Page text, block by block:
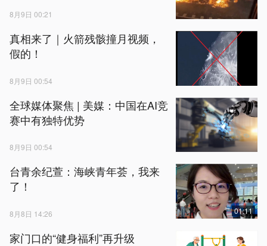
8月9日 00:21
真相来了｜火箭残骸撞月视频，
假的！
8月9日 00:54
全球媒体聚焦 | 美媒：中国在AI竞
赛中有独特优势
8月9日 00:54
台青余纪萱：海峡青年荟，我来
了！
8月8日 14:26 01:11
家门口的“健身福利”再升级